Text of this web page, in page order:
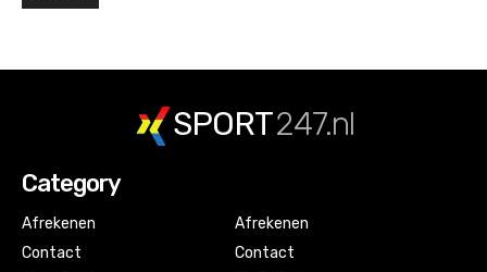
SPORT247.nl
Category
Afrekenen
Contact
Afrekenen
Contact